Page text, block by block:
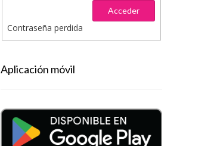
Acceder
Contraseña perdida
Aplicación móvil